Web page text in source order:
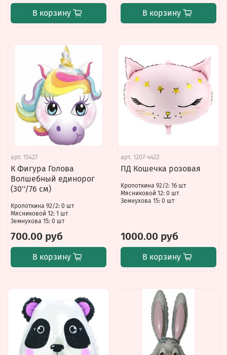
В корзину В корзину
арт. 15427
К Фигура Голова
Волшебный единорог
(30''/76 см)
Кропоткина 92/2: 0 шт
Мясниковой 12: 1 шт
Земнухова 15: 0 шт
700.00 руб
В корзину
арт. 1207-4422
ПД Кошечка розовая
Кропоткина 92/2: 16 шт
Мясниковой 12: 0 шт
Земнухова 15: 0 шт
1000.00 руб
В корзину